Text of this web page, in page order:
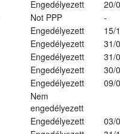
Engedélyezett
20/
Not PPP
-
Engedélyezett
15/
Engedélyezett
31/
Engedélyezett
31/
Engedélyezett
30/
Engedélyezett
09/
Nem
engedélyezett
Engedélyezett
03/